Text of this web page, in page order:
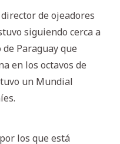
de ojeadores
siguiendo cerca a
Paraguay que
en los octavos de
un Mundial
los que está